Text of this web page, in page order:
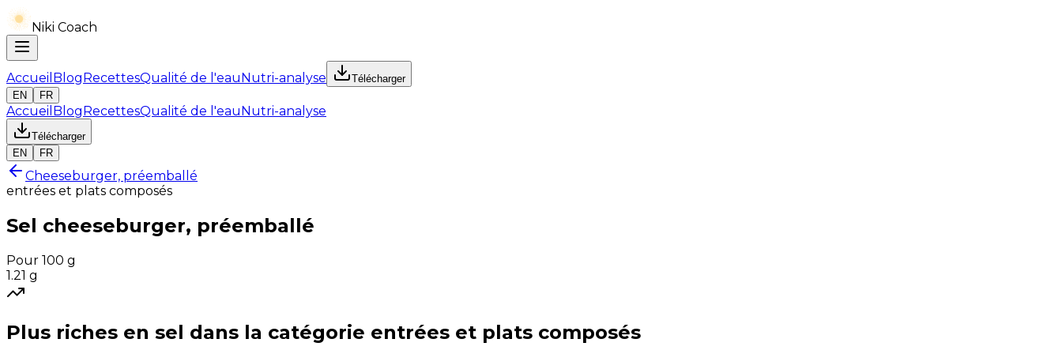
Niki Coach
Accueil BlogRecettesQualité de l'eauNutri-analyse
Télécharger
EN
FR
Accueil BlogRecettesQualité de l'eauNutri-analyse
Télécharger
EN
FR
Cheeseburger, préemballé
entrées et plats composés
Sel cheeseburger, préemballé
Pour 100 g
1.21 g
Plus riches en sel dans la catégorie entrées et plats composés